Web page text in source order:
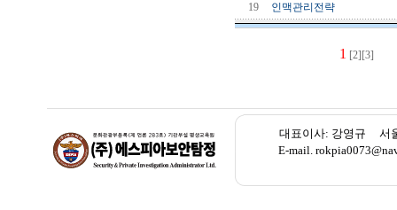
19
인맥관리전략
1 [2] [3]
대표이사: 강영규 서
E-mail.